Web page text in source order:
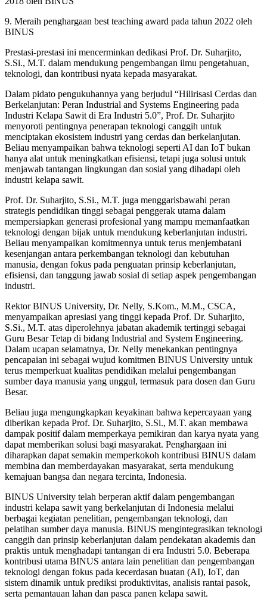
9. Meraih penghargaan best teaching award pada tahun 2022 oleh
BINUS
Prestasi-prestasi ini mencerminkan dedikasi Prof. Dr. Suharjito,
S.Si., M.T. dalam mendukung pengembangan ilmu pengetahuan,
teknologi, dan kontribusi nyata kepada masyarakat.
Dalam pidato pengukuhannya yang berjudul “Hilirisasi Cerdas dan
Berkelanjutan: Peran Industrial and Systems Engineering pada
Industri Kelapa Sawit di Era Industri 5.0”, Prof. Dr. Suharjito
menyoroti pentingnya penerapan teknologi canggih untuk
menciptakan ekosistem industri yang cerdas dan berkelanjutan.
Beliau menyampaikan bahwa teknologi seperti AI dan IoT bukan
hanya alat untuk meningkatkan efisiensi, tetapi juga solusi untuk
menjawab tantangan lingkungan dan sosial yang dihadapi oleh
industri kelapa sawit.
Prof. Dr. Suharjito, S.Si., M.T. juga menggarisbawahi peran
strategis pendidikan tinggi sebagai penggerak utama dalam
mempersiapkan generasi profesional yang mampu memanfaatkan
teknologi dengan bijak untuk mendukung keberlanjutan industri.
Beliau menyampaikan komitmennya untuk terus menjembatani
kesenjangan antara perkembangan teknologi dan kebutuhan
manusia, dengan fokus pada penguatan prinsip keberlanjutan,
efisiensi, dan tanggung jawab sosial di setiap aspek pengembangan
industri.
Rektor BINUS University, Dr. Nelly, S.Kom., M.M., CSCA,
menyampaikan apresiasi yang tinggi kepada Prof. Dr. Suharjito,
S.Si., M.T. atas diperolehnya jabatan akademik tertinggi sebagai
Guru Besar Tetap di bidang Industrial and System Engineering.
Dalam ucapan selamatnya, Dr. Nelly menekankan pentingnya
pencapaian ini sebagai wujud komitmen BINUS University untuk
terus memperkuat kualitas pendidikan melalui pengembangan
sumber daya manusia yang unggul, termasuk para dosen dan Guru
Besar.
Beliau juga mengungkapkan keyakinan bahwa kepercayaan yang
diberikan kepada Prof. Dr. Suharjito, S.Si., M.T. akan membawa
dampak positif dalam memperkaya pemikiran dan karya nyata yang
dapat memberikan solusi bagi masyarakat. Penghargaan ini
diharapkan dapat semakin memperkokoh kontribusi BINUS dalam
membina dan memberdayakan masyarakat, serta mendukung
kemajuan bangsa dan negara tercinta, Indonesia.
BINUS University telah berperan aktif dalam pengembangan
industri kelapa sawit yang berkelanjutan di Indonesia melalui
berbagai kegiatan penelitian, pengembangan teknologi, dan
pelatihan sumber daya manusia. BINUS mengintegrasikan teknologi
canggih dan prinsip keberlanjutan dalam pendekatan akademis dan
praktis untuk menghadapi tantangan di era Industri 5.0. Beberapa
kontribusi utama BINUS antara lain penelitian dan pengembangan
teknologi dengan fokus pada kecerdasan buatan (AI), IoT, dan
sistem dinamik untuk prediksi produktivitas, analisis rantai pasok,
serta pemantauan lahan dan pasca panen kelapa sawit.